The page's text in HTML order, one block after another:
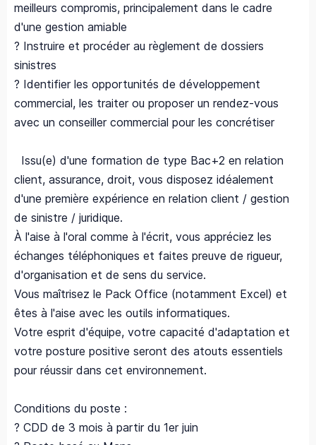
meilleurs compromis, principalement dans le cadre
d'une gestion amiable
? Instruire et procéder au règlement de dossiers
sinistres
? Identifier les opportunités de développement
commercial, les traiter ou proposer un rendez-vous
avec un conseiller commercial pour les concrétiser
Issu(e) d'une formation de type Bac+2 en relation
client, assurance, droit, vous disposez idéalement
d'une première expérience en relation client / gestion
de sinistre / juridique.
À l'aise à l'oral comme à l'écrit, vous appréciez les
échanges téléphoniques et faites preuve de rigueur,
d'organisation et de sens du service.
Vous maîtrisez le Pack Office (notamment Excel) et
êtes à l'aise avec les outils informatiques.
Votre esprit d'équipe, votre capacité d'adaptation et
votre posture positive seront des atouts essentiels
pour réussir dans cet environnement.
Conditions du poste :
? CDD de 3 mois à partir du 1er juin